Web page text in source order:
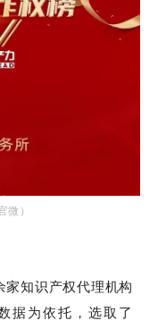
微 ）
知识产权代理机构
据为依托，选取了